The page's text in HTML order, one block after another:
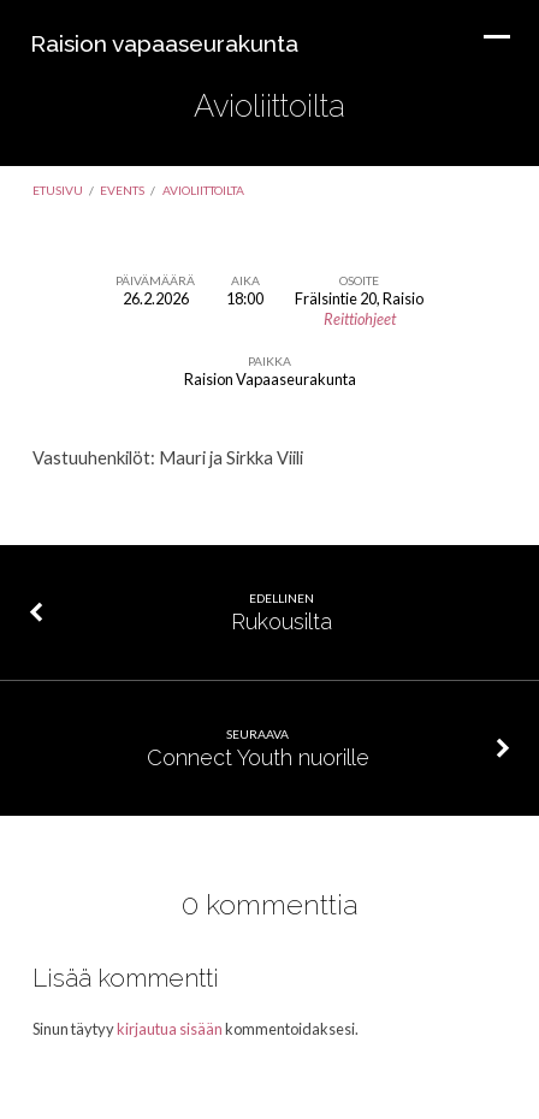
Raision vapaaseurakunta
Avioliittoilta
ETUSIVU / EVENTS / AVIOLIITTOILTA
PÄIVÄMÄÄRÄ
26.2.2026
AIKA
18:00
OSOITE
Frälsintie 20, Raisio
Reittiohjeet
PAIKKA
Raision Vapaaseurakunta
Vastuuhenkilöt: Mauri ja Sirkka Viili
EDELLINEN
Rukousilta
SEURAAVA
Connect Youth nuorille
0 kommenttia
Lisää kommentti
Sinun täytyykirjautua sisäänkommentoidaksesi.